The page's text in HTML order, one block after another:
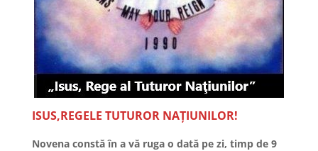
ISUS,REGELE TUTUROR NAȚIUNILOR!
Novena constă în a vă ruga o dată pe zi, timp de 9